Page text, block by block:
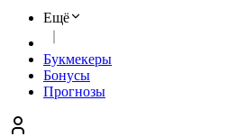
Ещё
Букмекеры
Бонусы
Прогнозы